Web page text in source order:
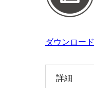
ダウンロード
詳細